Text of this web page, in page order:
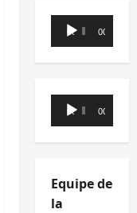
Lecteur
audio
00:00 00:00
Lecteur
audio
00:00 00:00
Equipe de
la